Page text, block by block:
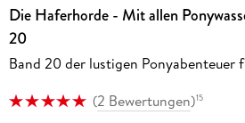
Die Haferhorde - Mit allen
20
Band 20 der lustigen Ponyabenteuer
(2 Bewertungen)15